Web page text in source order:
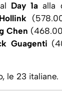
Day 1a alla
Chen
Guagenti
le 23 italiane.